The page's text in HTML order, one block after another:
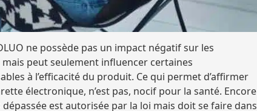
ne possède pas un impact négatif sur les
peut seulement influencer certaines
à l’efficacité du produit. Ce qui permet d’affirmer
électronique, n’est pas, nocif pour la santé. Encore
est autorisée par la loi mais doit se faire dans